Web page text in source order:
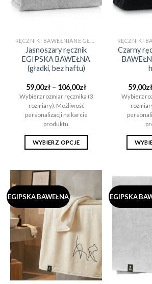
Jasnoszary ręcznik
EGIPSKA BAWEŁNA
(gładki, bez haftu)
59,00zł – 106,00złZakres
cen:
od
do
Wybierz rozmiar ręcznika (3
rozmiary). Możliwość
personalizacji na karcie
produktu.
WYBIERZ OPCJE
wiele
wariantów.
Opcje
można
wybrać
produktu
Czarny
59,00zł
Wybierz
EGIPSKA BAWEŁNA EGIPSKA